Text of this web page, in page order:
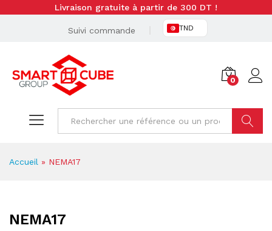
Livraison gratuite à partir de 300 DT !
Suivi commande TND
0
Accueil » NEMA17
NEMA17